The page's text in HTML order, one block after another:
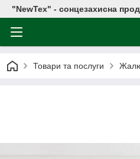
"NewTex" - сонцезахисна
Товари та послуги